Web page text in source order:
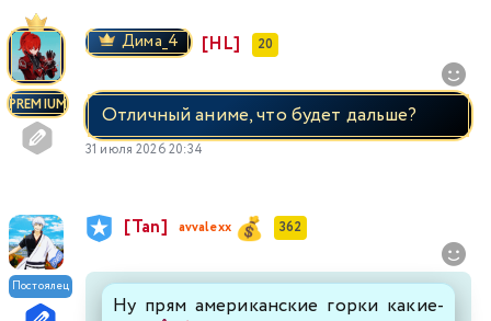
PREMIUM
Димa_4 [HL] 20
Отличный аниме, что будет дальше?
31 июля 2026 20:34
Постоялец
[Tan] avvalexx 362
Ну прям американские горки какие-